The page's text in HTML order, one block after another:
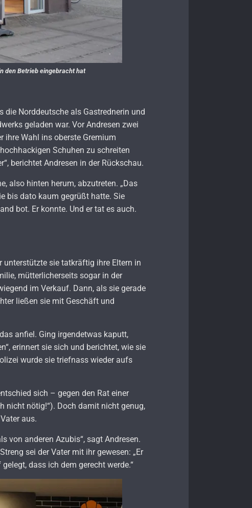
den Betrieb eingebracht hat
Norddeutsche als Gastrednerin und
geladen war. Vor Andresen zwei
ihre Wahl ins oberste Gremium
Schuhen zu schreiten
berichtet Andresen in der Rückschau.
also hinten herum, abzutreten. „Das
bis dato kaum gegrüßt hatte. Sie
bot. Er konnte. Und er tat es auch.
unterstützte sie tatkräftig ihre Eltern in
mütterlicherseits sogar in der
im Verkauf. Dann, als sie gerade
ließen sie mit Geschäft und
anfiel. Ging irgendetwas kaputt,
erinnert sie sich und berichtet, wie sie
wurde sie triefnass wieder aufs
sich – gegen den Rat einer
nicht nötig!“). Doch damit nicht genug,
aus.
von anderen Azubis“, sagt Andresen.
sei der Vater mit ihr gewesen: „Er
dass ich dem gerecht werde.“